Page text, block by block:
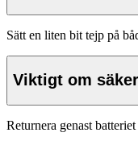
Sätt en liten bit tejp på
Viktigt om
Returnera genast